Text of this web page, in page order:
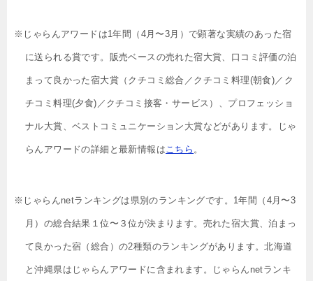
※じゃらんアワードは1年間（4月〜3月）で顕著な実績のあった宿
に送られる賞です。販売ベースの売れた宿大賞、口コミ評価の泊
まって良かった宿大賞（クチコミ総合／クチコミ料理(朝食)／ク
チコミ料理(夕食)／クチコミ接客・サービス）、プロフェッショ
ナル大賞、ベストコミュニケーション大賞などがあります。じゃ
らんアワードの詳細と最新情報は こちら 。
※じゃらんnetランキングは県別のランキングです。1年間（4月〜3
月）の総合結果１位〜３位が決まります。売れた宿大賞、泊まっ
て良かった宿（総合）の2種類のランキングがあります。北海道
と沖縄県はじゃらんアワードに含まれます。じゃらんnetランキ